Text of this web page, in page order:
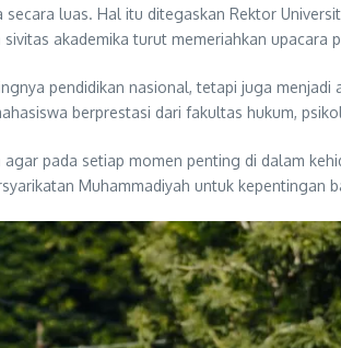
luas. Hal itu ditegaskan Rektor
akademika turut memeriahkan upacara
pendidikan nasional, tetapi juga
berprestasi dari fakultas hukum,
pada setiap momen penting di dalam
Muhammadiyah untuk kepentingan